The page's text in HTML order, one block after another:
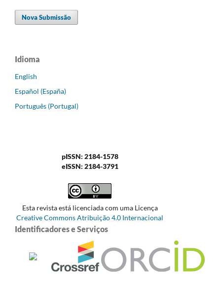
Nova Submissão
Idioma
English
Español (España)
Português (Portugal)
pISSN: 2184-1578
eISSN: 2184-3791
Esta revista está licenciada com uma Licença
Creative Commons Atribuição 4.0 Internacional
Identificadores e Serviços